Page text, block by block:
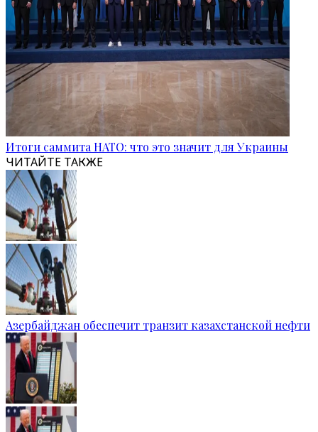
Итоги саммита НАТО: что это значит для Украины
ЧИТАЙТЕ ТАКЖЕ
Азербайджан обеспечит транзит казахстанской нефти